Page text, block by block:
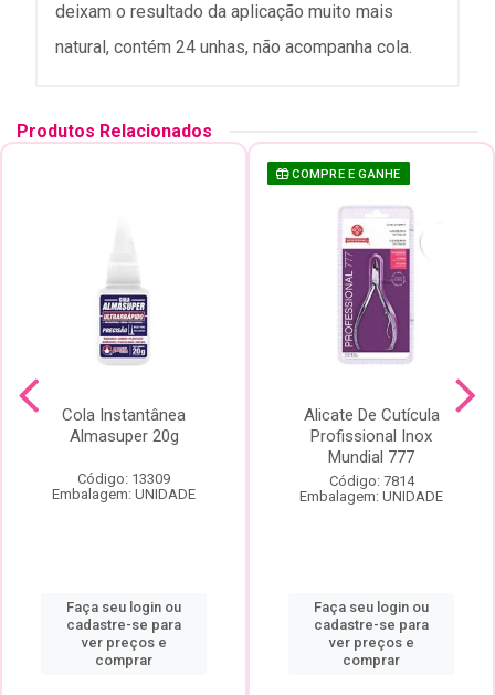
deixam o resultado da aplicação muito mais
natural, contém 24 unhas, não acompanha cola.
Produtos Relacionados
Cola Instantânea
Almasuper 20g
Código: 13309
Embalagem: UNIDADE
Faça seu login ou
cadastre-se para
ver preços e
comprar
COMPRE E GANHE
Alicate De Cutícula
Profissional Inox
Mundial 777
Código: 7814
Embalagem: UNIDADE
Faça seu login ou
cadastre-se para
ver preços e
comprar